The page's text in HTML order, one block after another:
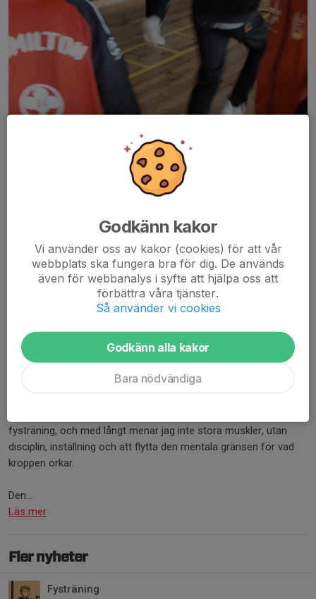
fysträning, och med långt menar jag inte stora muskler, utan
disciplin, inställning och att flytta den mentala gränsen för vad
kroppen orkar.
Den...
Läs mer
Fler nyheter
Fysträning
Godkänn kakor
Vi använder oss av kakor (cookies) för att vår
webbplats ska fungera bra för dig. De används
även för webbanalys i syfte att hjälpa oss att
förbättra våra tjänster.
Så använder vi cookies
Godkänn alla kakor
Bara nödvändiga